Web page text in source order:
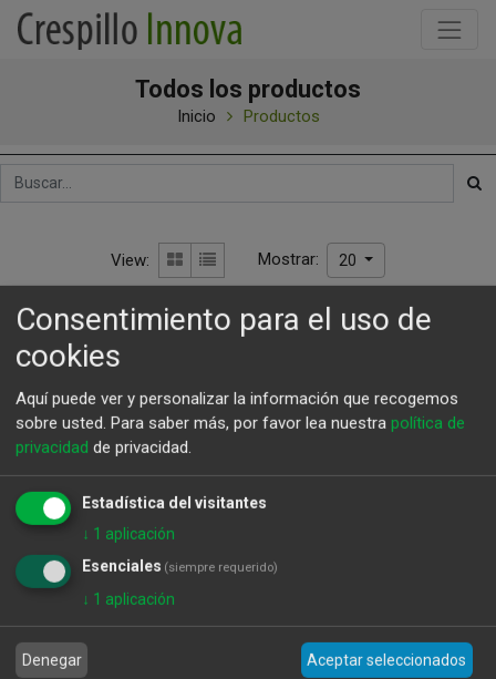
Todos los productos
Inicio Productos
View: Mostrar: 20
Caviar Riofrio
Tradicional Naccarii
Consentimiento para el uso de
cookies
Aquí puede ver y personalizar la información que recogemos
sobre usted. Para saber más, por favor lea nuestra política de
privacidad de privacidad.
Estadística del visitantes
↓ 1 aplicación
Esenciales (siempre requerido)
↓ 1 aplicación
Denegar Aceptar seleccionados